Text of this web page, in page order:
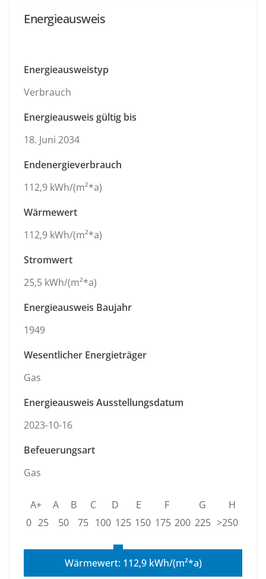
Energieausweis
Energieausweistyp
Verbrauch
Energieausweis gültig bis
18. Juni 2034
Endenergieverbrauch
112,9 kWh/(m²*a)
Wärmewert
112,9 kWh/(m²*a)
Stromwert
25,5 kWh/(m²*a)
Energieausweis Baujahr
1949
Wesentlicher Energieträger
Gas
Energieausweis Ausstellungsdatum
2023-10-16
Befeuerungsart
Gas
A+ A B C D E F G
H
0 25 50 75 100 125 150 175 200 225 >250
Wärmewert: 112,9 kWh/(m²*a)